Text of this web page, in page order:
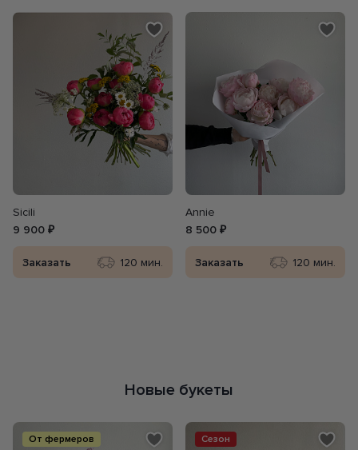
Sicili
9 900 ₽
Заказать 120 мин.
Annie
8 500 ₽
Заказать 120 мин.
Новые букеты
От фермеров Сезон